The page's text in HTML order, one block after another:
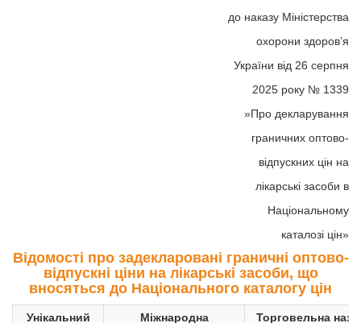
до наказу Міністерства
охорони здоров’я
України від 26 серпня
2025 року № 1339
»Про декларування
граничних оптово-
відпускних цін на
лікарські засоби в
Національному
каталозі цін»
Відомості про задекларовані граничні оптово-
відпускні ціни на лікарські засоби, що
вносяться до Національного каталогу цін
Унікальний
Міжнародна
Торговельна